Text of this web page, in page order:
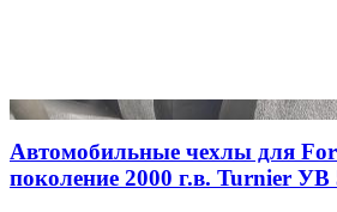
Автомобильные чехлы для
поколение 2000 г.в. Turnier УВ